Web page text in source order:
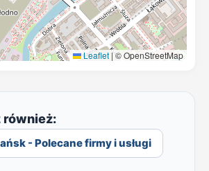
Leaflet|© OpenStreetMap
- Polecane firmy i usługi